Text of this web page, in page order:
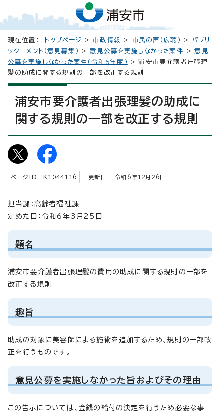
現在位置： トップページ >市政情報 > 市民の声（広聴） > パブリ
ックコメント（意見募集）
>意見公募を実施しなかった案件 >意見
公募を実施しなかった案件（令和5年度）
> 浦安市要介護者出張理
髪の助成に関する規則の一部を改正する規則
浦安市要介護者出張理髪の助成に
関する規則の一部を改正する規則
ページID K 1044116 更新日 令和6年12 月 26 日
担当課：高齢者福祉課
定めた日：令和6年3月25日
題名
浦安市要介護者出張理髪の費用の助成に関する規則の一部を
改正する規則
趣旨
助成の対象に美容師による施術を追加するため、規則の一部改
正を行うものです。
意見公募を実施しなかった旨およびその理由
この告示については、金銭の給付の決定を行うため必要な事